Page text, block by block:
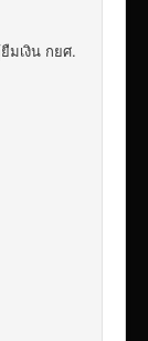
มเงิน กยศ.